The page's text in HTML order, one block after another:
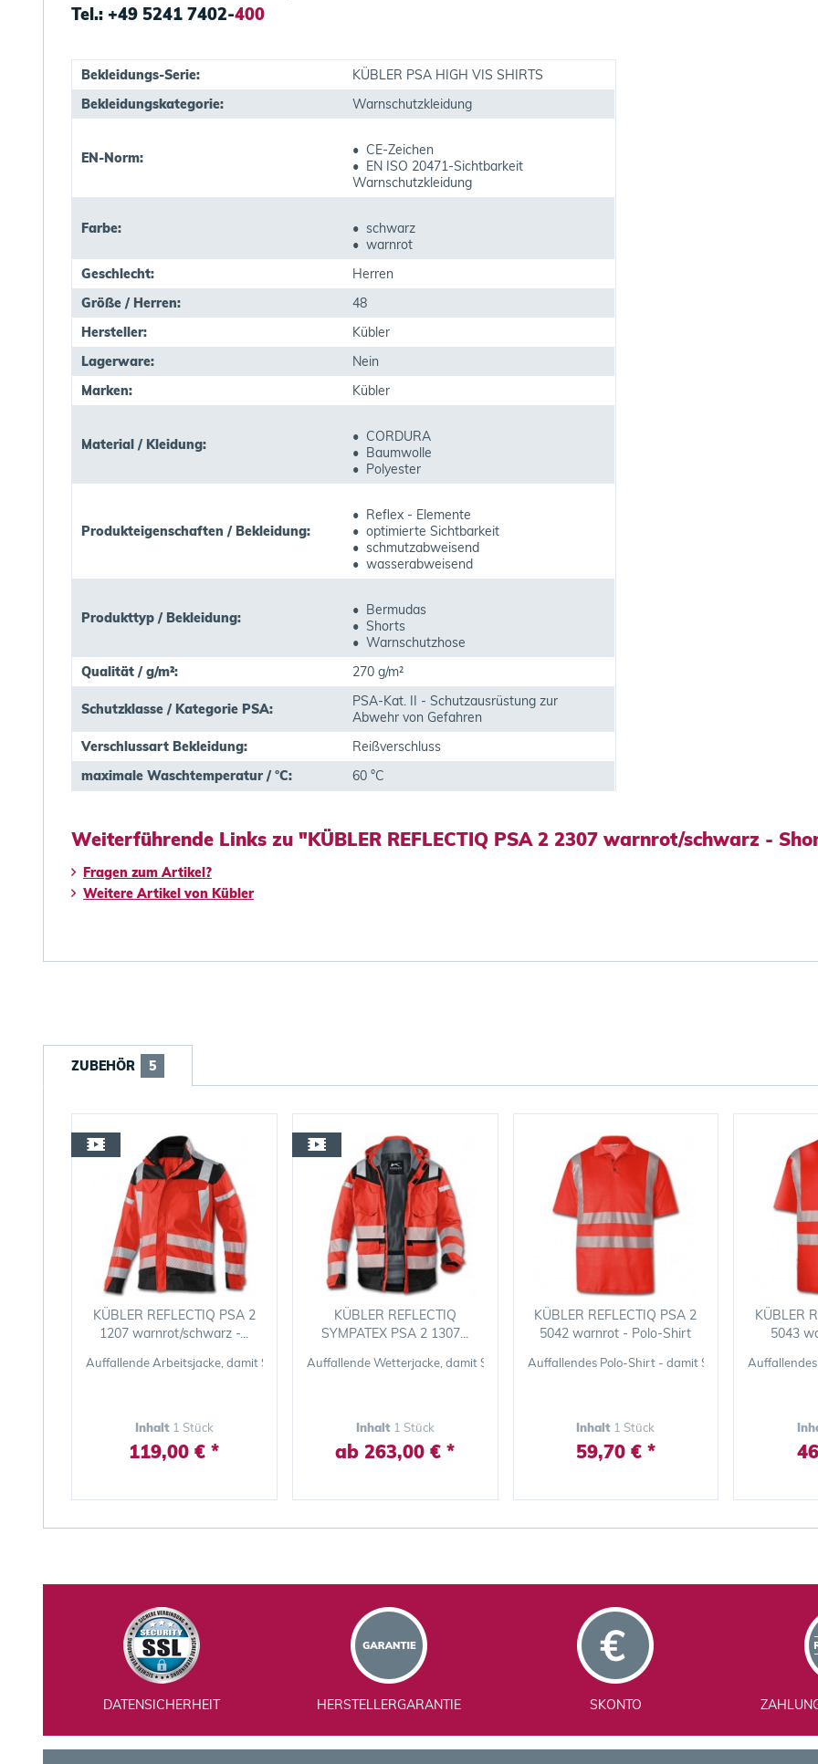
Tel.: +49 5241 7402-400
Bekleidungs-Serie:
KÜBLER PSA HIGH VIS SHIRTS
Bekleidungskategorie:
Warnschutzkleidung
EN-Norm:
• CE-Zeichen
• EN ISO 20471-Sichtbarkeit
Warnschutzkleidung
Farbe:
• schwarz
• warnrot
Geschlecht:
Herren
Größe / Herren:
48
Hersteller:
Kübler
Lagerware:
Nein
Marken:
Kübler
Material / Kleidung:
• CORDURA
• Baumwolle
• Polyester
Produkteigenschaften / Bekleidung:
• Reflex - Elemente
• optimierte Sichtbarkeit
• schmutzabweisend
• wasserabweisend
Produkttyp / Bekleidung:
• Bermudas
• Shorts
• Warnschutzhose
Qualität / g/m²:
270 g/m²
Schutzklasse / Kategorie PSA:
PSA-Kat. II - Schutzausrüstung zur
Abwehr von Gefahren
Verschlussart Bekleidung:
Reißverschluss
maximale Waschtemperatur / °C:
60 °C
Weiterführende Links zu "KÜBLER REFLECTIQ PSA 2 2307 warnrot/schwarz -
Fragen zum Artikel?
Weitere Artikel von Kübler
ZUBEHÖR 5
KÜBLER REFLECTIQ PSA 2
1207 warnrot/schwarz -...
Auffallende Arbeitsjacke, damit Sie auch bei schlechter Sicht auffallen
Inhalt 1 Stück
119,00 € *
KÜBLER REFLECTIQ
SYMPATEX PSA 2 1307...
Auffallende Wetterjacke, damit Sie auch bei schlechter Sicht auffallen
Inhalt 1 Stück
ab 263,00 € *
KÜBLER REFLECTIQ PSA 2
5042 warnrot - Polo-Shirt
Auffallendes Polo-Shirt - damit Sie auch bei
Inhalt 1 Stück
59,70 € *
KÜBLER
5043
DATENSICHERHEIT HERSTELLERGARANTIE SKONTO